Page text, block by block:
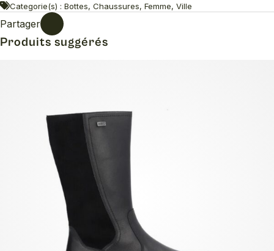
Categorie(s) : Bottes, Chaussures, Femme, Ville
Partager
Produits suggérés